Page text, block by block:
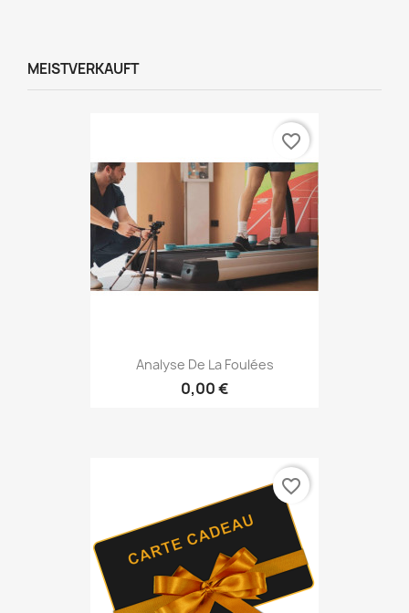
MEISTVERKAUFT
Analyse De La Foulées
0,00 €
favorite_border
favorite_border